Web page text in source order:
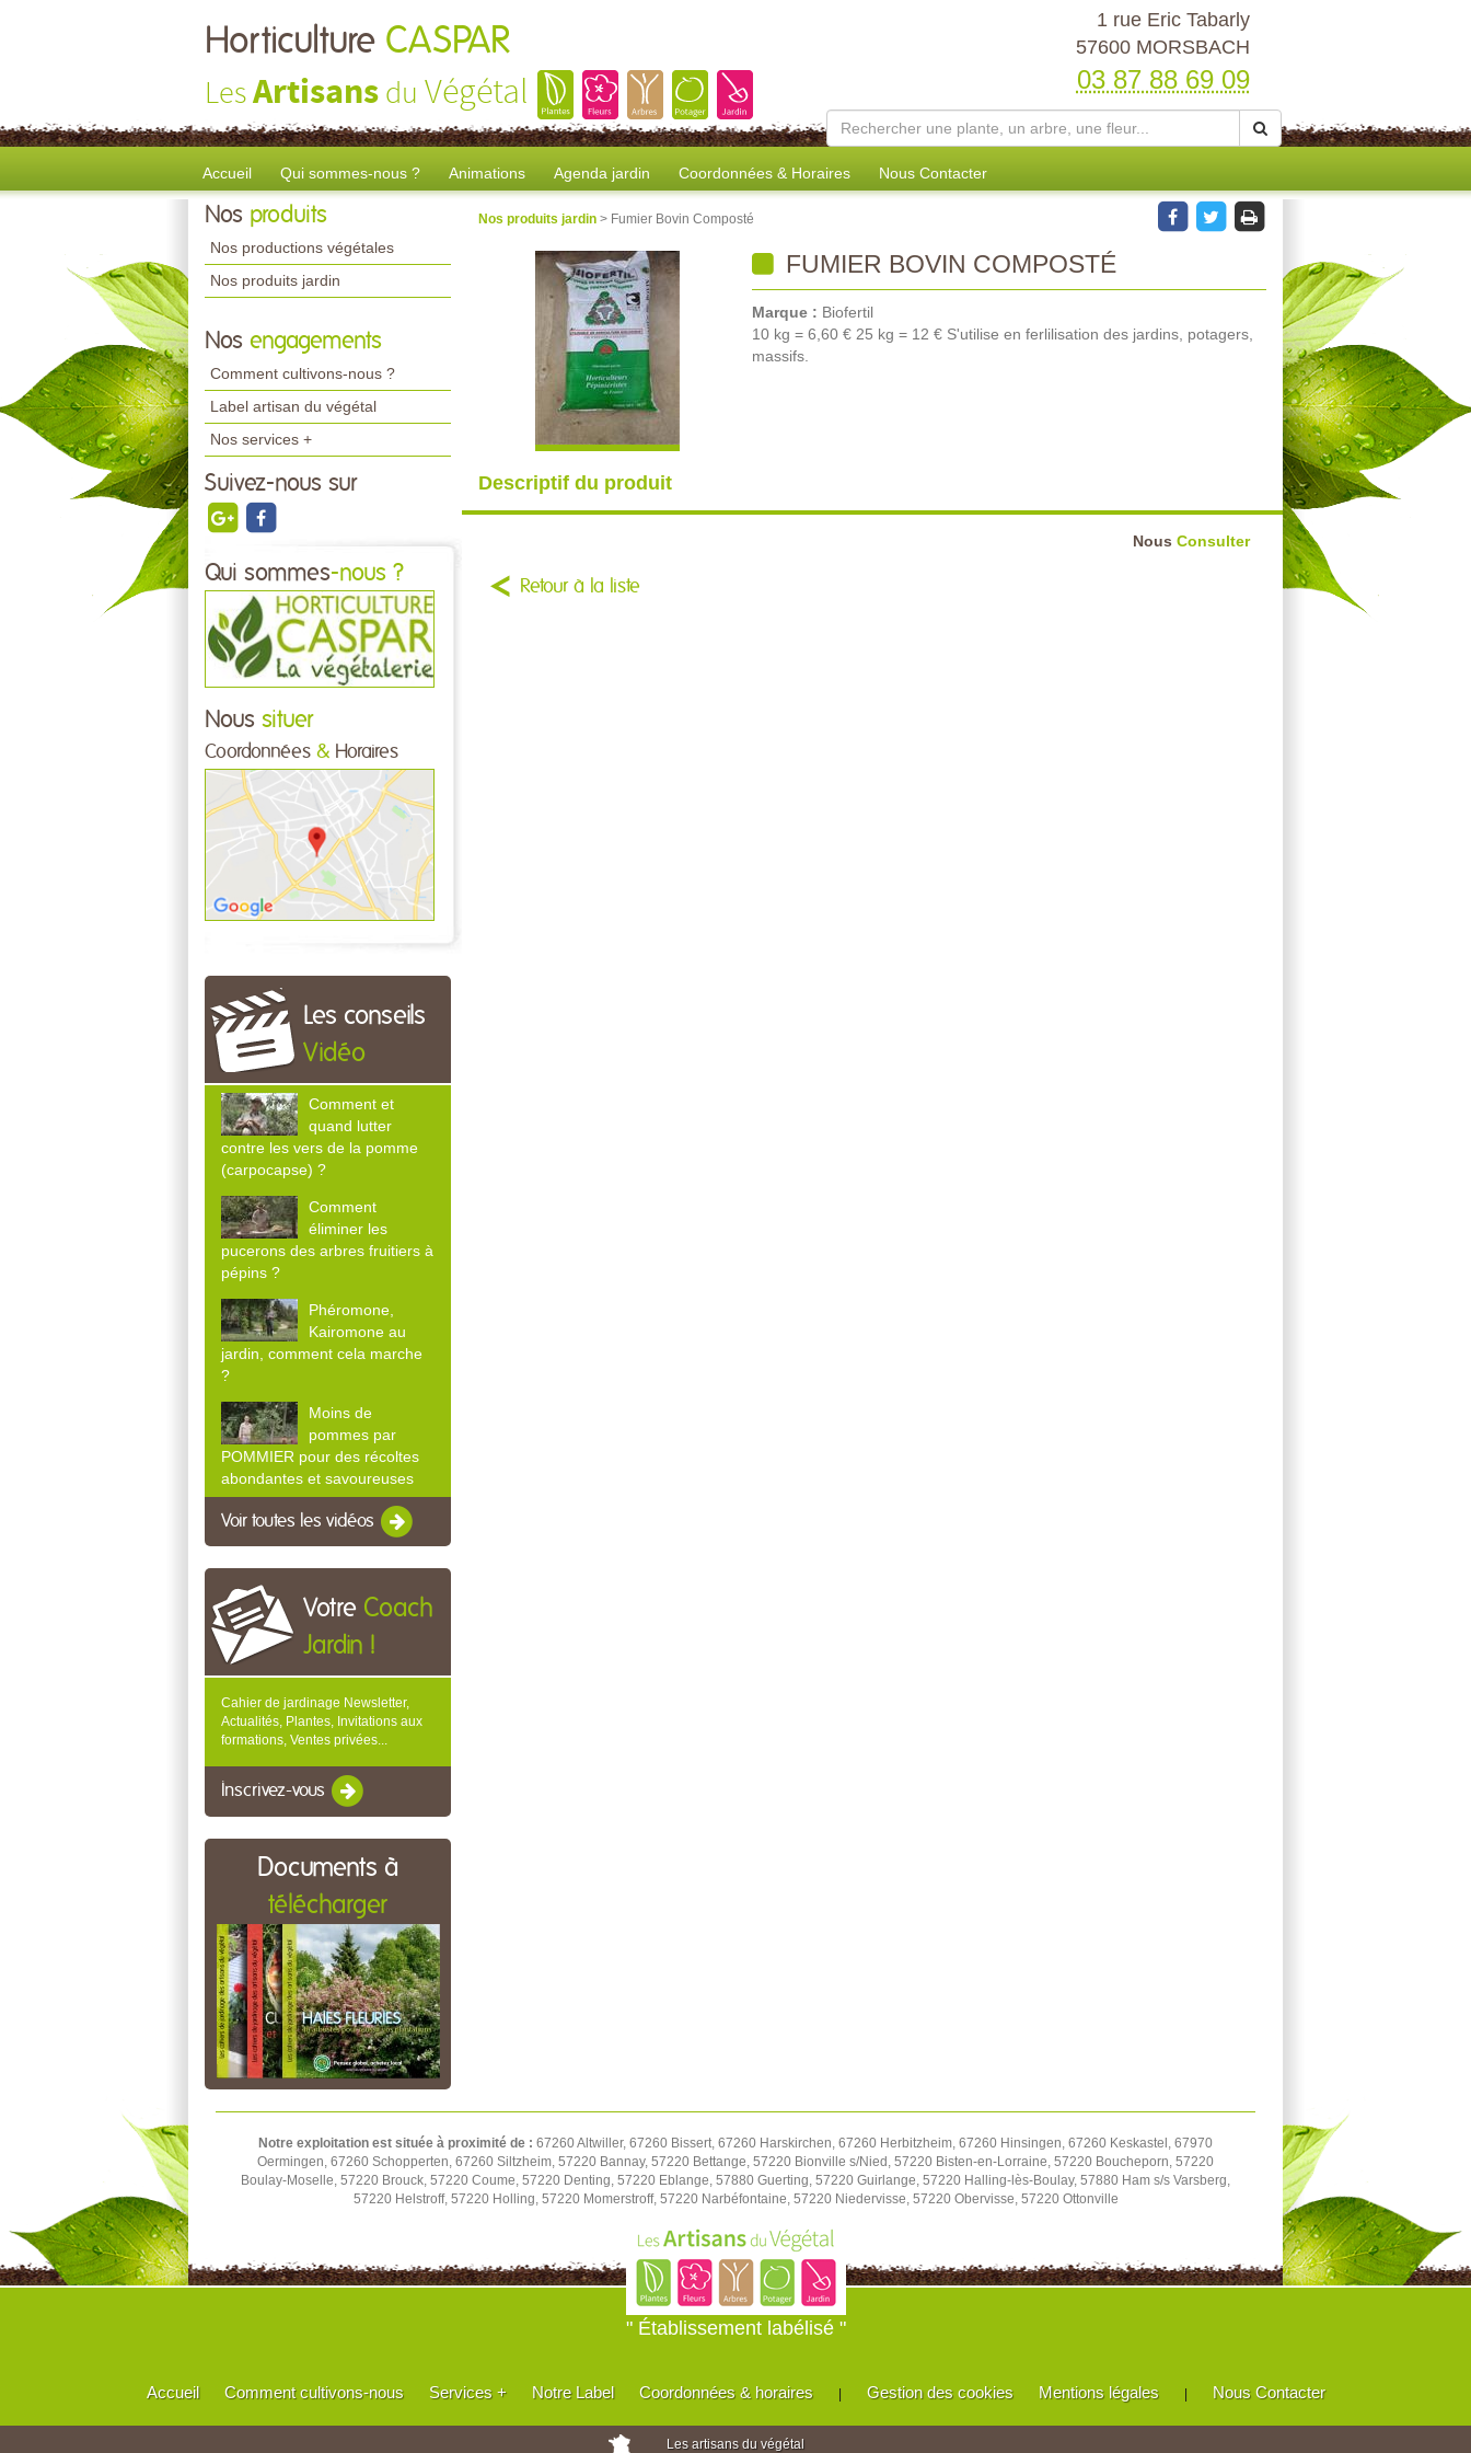
Horticulture CASPAR
LesArtisans du Végétal
1 rue Eric Tabarly
57600 MORSBACH
03 87 88 69 09
Accueil Qui sommes-nous ? Animations Agenda jardin Coordonnées & Horaires Nous Contacter
Nos produits
Nos productions végétales
Nos produits jardin
Nos engagements
Comment cultivons-nous ?
Label artisan du végétal
Nos services +
Suivez-nous sur
Qui sommes-nous ?
Nous situer
Coordonnées & Horaires
Les conseils
Vidéo
Comment et
quand lutter
contre les vers de la pomme
(carpocapse) ?
Comment
éliminer les
pucerons des arbres fruitiers à
pépins ?
Phéromone,
Kairomone au
jardin, comment cela marche
?
Moins de
pommes par
POMMIER pour des récoltes
abondantes et savoureuses
Voir toutes les vidéos
Votre Coach
Jardin !
Cahier de jardinage Newsletter,
Actualités, Plantes, Invitations aux
formations, Ventes privées...
Inscrivez-vous
Documents à
télécharger
Nos produits jardin > Fumier Bovin Composté
FUMIER BOVIN COMPOSTÉ
Marque : Biofertil
10 kg = 6,60 € 25 kg = 12 € S'utilise en ferlilisation des jardins, potagers,
massifs.
Descriptif du produit
Nous Consulter
Retour à la liste
Notre exploitation est située à proximité de : 67260 Altwiller, 67260 Bissert, 67260 Harskirchen, 67260 Herbitzheim, 67260 Hinsingen, 67260 Keskastel, 67970
Oermingen, 67260 Schopperten, 67260 Siltzheim, 57220 Bannay, 57220 Bettange, 57220 Bionville s/Nied, 57220 Bisten-en-Lorraine, 57220 Boucheporn, 57220
Boulay-Moselle, 57220 Brouck, 57220 Coume, 57220 Denting, 57220 Eblange, 57880 Guerting, 57220 Guirlange, 57220 Halling-lès-Boulay, 57880 Ham s/s Varsberg,
57220 Helstroff, 57220 Holling, 57220 Momerstroff, 57220 Narbéfontaine, 57220 Niedervisse, 57220 Obervisse, 57220 Ottonville
" Établissement labélisé "
Accueil Comment cultivons-nous Services + Notre Label Coordonnées & horaires | Gestion des cookies Mentions légales | Nous Contacter
Les artisans du végétal